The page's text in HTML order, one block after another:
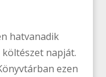
hatvanadik
napját.
ezen